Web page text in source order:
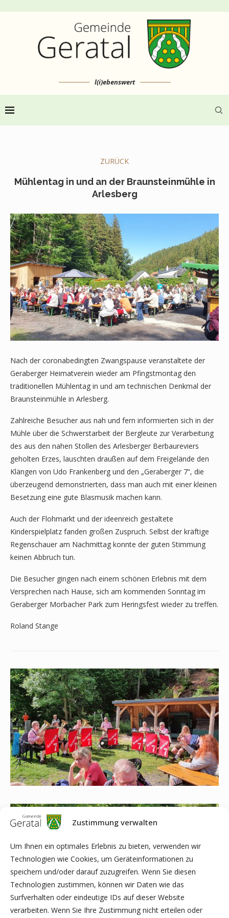
Zustimmung verwalten
Um Ihnen ein optimales Erlebnis zu bieten, verwenden wir
Technologien wie Cookies, um Geräteinformationen zu
speichern und/oder darauf zuzugreifen. Wenn Sie diesen
Technologien zustimmen, können wir Daten wie das
Surfverhalten oder eindeutige IDs auf dieser Website
verarbeiten. Wenn Sie Ihre Zustimmung nicht erteilen oder
l(i)ebenswert
ZURÜCK
Mühlentag in und an der Braunsteinmühle in
Arlesberg
Nach der coronabedingten Zwangspause veranstaltete der
Geraberger Heimatverein wieder am Pfingstmontag den
traditionellen Mühlentag in und am technischen Denkmal der
Braunsteinmühle in Arlesberg.
Zahlreiche Besucher aus nah und fern informierten sich in der
Mühle über die Schwerstarbeit der Bergleute zur Verarbeitung
des aus den nahen Stollen des Arlesberger Berbaureviers
geholten Erzes, lauschten draußen auf dem Freigelände den
Klängen von Udo Frankenberg und den „Geraberger 7“, die
überzeugend demonstrierten, dass man auch mit einer kleinen
Besetzung eine gute Blasmusik machen kann.
Auch der Flohmarkt und der ideenreich gestaltete
Kinderspielplatz fanden großen Zuspruch. Selbst der kräftige
Regenschauer am Nachmittag konnte der guten Stimmung
keinen Abbruch tun.
Die Besucher gingen nach einem schönen Erlebnis mit dem
Versprechen nach Hause, sich am kommenden Sonntag im
Geraberger Morbacher Park zum Heringsfest wieder zu treffen.
Roland Stange